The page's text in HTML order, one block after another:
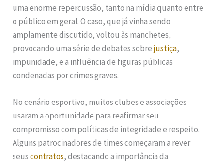
uma enorme repercussão, tanto na mídia quanto entre
o público em geral. O caso, que já vinha sendo
amplamente discutido, voltou às manchetes,
provocando uma série de debates sobrejustiça,
impunidade, e a influência de figuras públicas
condenadas por crimes graves.
No cenário esportivo, muitos clubes e associações
usaram a oportunidade para reafirmar seu
compromisso com políticas de integridade e respeito.
Alguns patrocinadores de times começaram a rever
seuscontratos, destacando a importância da